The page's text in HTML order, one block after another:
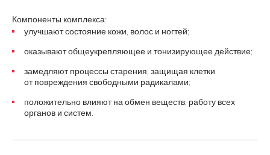
Компоненты комплекса:
улучшают состояние кожи, волос и ногтей;
оказывают общеукрепляющее и тонизирующее действие;
замедляют процессы старения, защищая клетки
от повреждения свободными радикалами;
положительно влияют на обмен веществ, работу всех
органов и систем.